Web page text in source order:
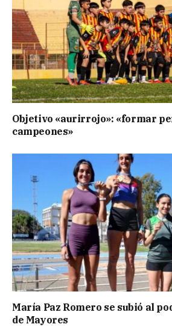
Objetivo «aurirrojo»: «formar
campeones»
María Paz Romero se subió al
de Mayores